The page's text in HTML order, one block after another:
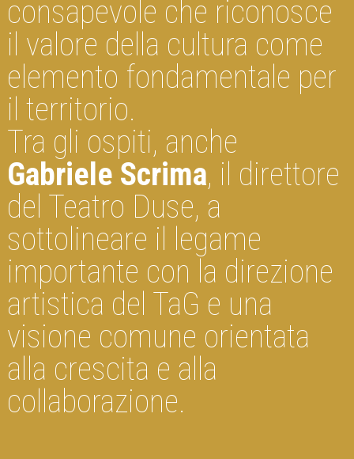
consapevole che riconosce
il valore della cultura come
elemento fondamentale per
il territorio.
Tra gli ospiti, anche
Gabriele Scrima, il direttore
del Teatro Duse, a
sottolineare il legame
importante con la direzione
artistica del TaG e una
visione comune orientata
alla crescita e alla
collaborazione.